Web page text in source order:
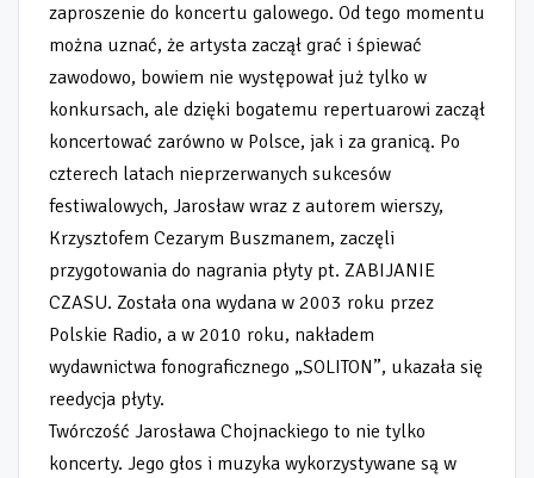
zaproszenie do koncertu galowego. Od tego momentu
można uznać, że artysta zaczął grać i śpiewać
zawodowo, bowiem nie występował już tylko w
konkursach, ale dzięki bogatemu repertuarowi zaczął
koncertować zarówno w Polsce, jak i za granicą. Po
czterech latach nieprzerwanych sukcesów
festiwalowych, Jarosław wraz z autorem wierszy,
Krzysztofem Cezarym Buszmanem, zaczęli
przygotowania do nagrania płyty pt. ZABIJANIE
CZASU. Została ona wydana w 2003 roku przez
Polskie Radio, a w 2010 roku, nakładem
wydawnictwa fonograficznego „SOLITON”, ukazała się
reedycja płyty.
Twórczość Jarosława Chojnackiego to nie tylko
koncerty. Jego głos i muzyka wykorzystywane są w